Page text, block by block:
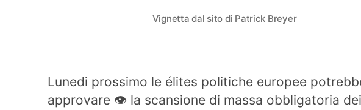
Vignetta dal sito di Patrick Breyer
Lunedi prossimo le élites politiche europee
approvare 👁️ la scansione di massa obbligatoria dei